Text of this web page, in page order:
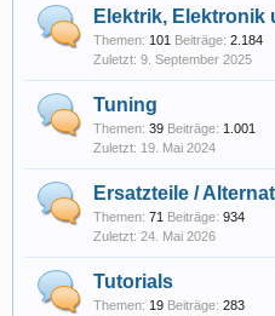
Elektrik, Elektronik
Themen: 101 Beiträge: 2.184
9. September 2025
Tuning
Themen: 39 Beiträge: 1.001
19. Mai 2024
Ersatzteile /
Themen: 71 Beiträge: 934
24. Mai 2026
Tutorials
Themen: 19 Beiträge: 283